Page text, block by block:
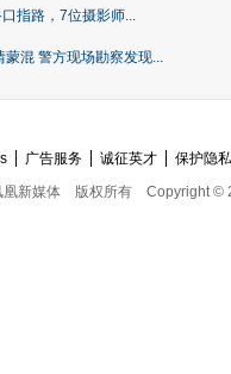
指路，7位摄影师...
混 警方现场勘察发现...
广告服务 诚征英才
保护隐
凰新媒体
版权所有 Copyright ©